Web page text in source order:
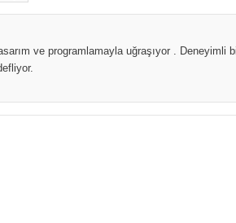
ve programlamayla uğraşıyor . Deneyimli